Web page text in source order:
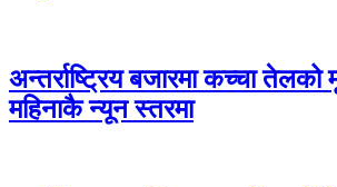
अन्तर्राष्ट्रिय बजारमा कच्चा तेलको
महिनाकै न्यून स्तरमा